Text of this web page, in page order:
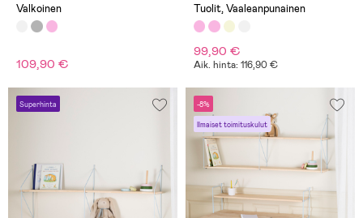
Valkoinen
109,90 €
Tuolit, Vaaleanpunainen
99,90 €
Aik. hinta: 116,90 €
Superhinta -8%
Ilmaiset toimituskulut